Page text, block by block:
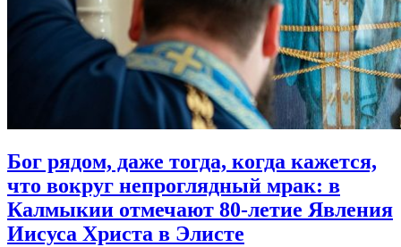
Бог рядом, даже тогда, когда кажется,
что вокруг непроглядный мрак: в
Калмыкии отмечают 80‑летие Явления
Иисуса Христа в Элисте